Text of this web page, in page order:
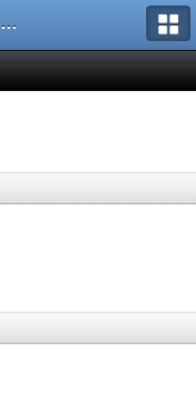
Форумы на Sportbox.ru